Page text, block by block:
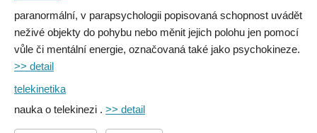
paranormální, v parapsychologii popisovaná schopnost uvádět
neživé objekty do pohybu nebo měnit jejich polohu jen pomocí
vůle či mentální energie, označovaná také jako psychokineze.
>> detail
telekinetika
nauka o telekinezi . >> detail